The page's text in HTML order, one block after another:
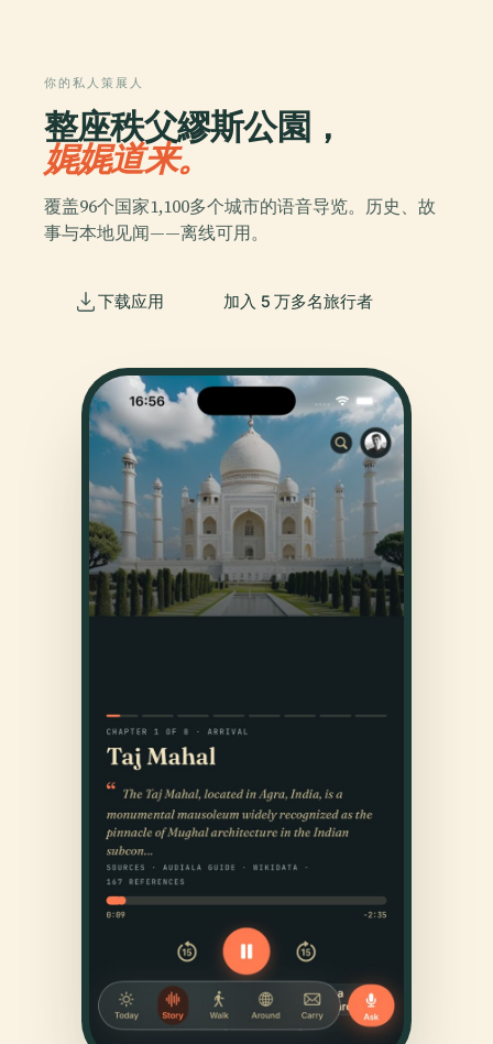
你的私人策展人
整座秩父繆斯公園，
娓娓道来。
覆盖96个国家1,100多个城市的语音导览。历史、故
事与本地见闻——离线可用。
下载应用 加入 5 万多名旅行者